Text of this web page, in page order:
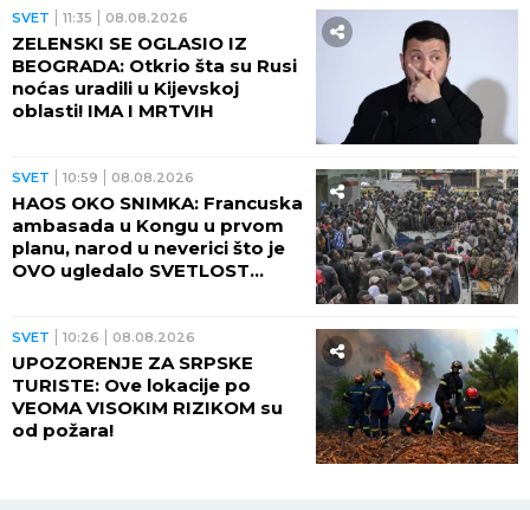
SVET 11:35 08.08.2026
ZELENSKI SE OGLASIO IZ
BEOGRADA: Otkrio šta su Rusi
noćas uradili u Kijevskoj
oblasti! IMA I MRTVIH
SVET 10:59 08.08.2026
HAOS OKO SNIMKA: Francuska
ambasada u Kongu u prvom
planu, narod u neverici što je
OVO ugledalo SVETLOST
SVET 10:26 08.08.2026
UPOZORENJE ZA SRPSKE
TURISTE: Ove lokacije po
VEOMA VISOKIM RIZIKOM su
od požara!